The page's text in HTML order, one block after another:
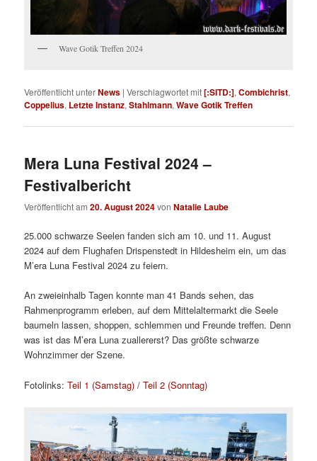
Wave Gotik Treffen 2024
Veröffentlicht unterNews |Verschlagwortet mit[:SITD:],Combichrist,
Coppelius, Letzte Instanz,Stahlmann,Wave Gotik Treffen
Mera Luna Festival 2024 –
Festivalbericht
Veröffentlicht am20. August 2024vonNatalie Laube
25.000 schwarze Seelen fanden sich am 10. und 11. August
2024 auf dem Flughafen Drispenstedt in Hildesheim ein, um das
M’era Luna Festival 2024 zu feiern.
An zweieinhalb Tagen konnte man 41 Bands sehen, das
Rahmenprogramm erleben, auf dem Mittelaltermarkt die Seele
baumeln lassen, shoppen, schlemmen und Freunde treffen. Denn
was ist das M’era Luna zuallererst? Das größte schwarze
Wohnzimmer der Szene.
Fotolinks:Teil 1 (Samstag) /Teil 2 (Sonntag)